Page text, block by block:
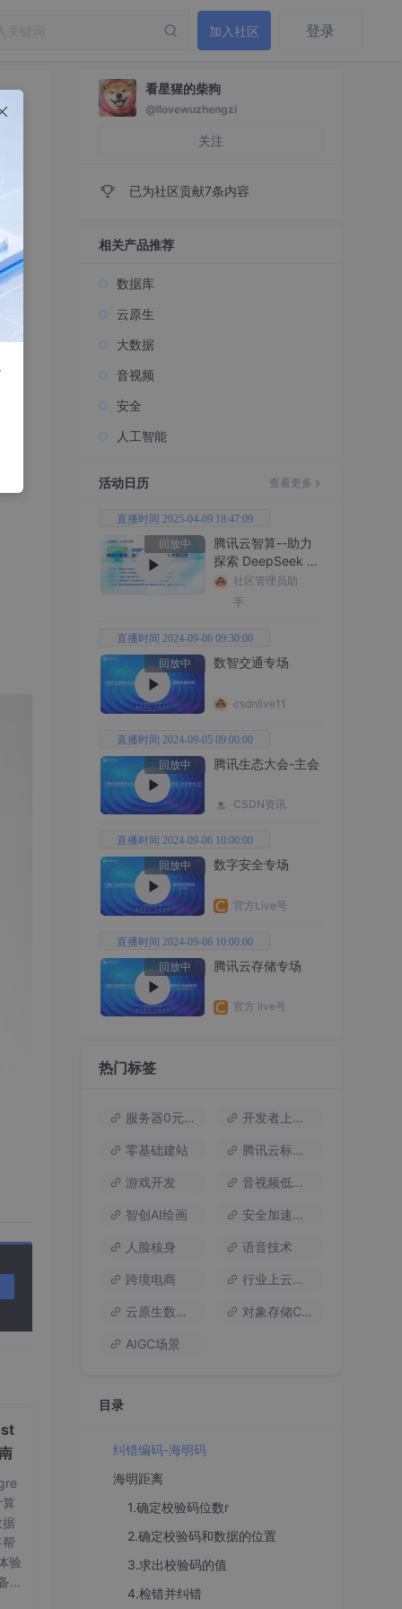
加入社区 登录
验
工
看星猩的柴狗
@llovewuzhengzi
关注
已为社区贡献7条内容
相关产品推荐
数据库
云原生
大数据
音视频
安全
人工智能
活动日历 查看更多
直播时间 2025-04-09 18:47:09
回放中
腾讯云智算--助力
探索 DeepSeek 无
限边界社区管理员助
手
直播时间 2024-09-06 09:30:00
回放中
数智交通专场
csdnlive11
直播时间 2024-09-05 09:00:00
回放中
腾讯生态大会-主会
CSDN资讯
直播时间 2024-09-06 10:00:00
回放中
数字安全专场
官方Live号
直播时间 2024-09-06 10:00:00
回放中
腾讯云存储专场
官方 live号
热门标签
服务器0元试用 开发者上云包
零基础建站 腾讯云标杆案例
游戏开发 音视频低代码
智创AI绘画 安全加速流量
人脸核身 语音技术
跨境电商 行业上云方案
云原生数据库 对象存储COS
AIGC场景
目录
纠错编码-海明码
海明距离
1.确定校验码位数r
2.确定校验码和数据的位置
3.求出校验码的值
4.检错并纠错